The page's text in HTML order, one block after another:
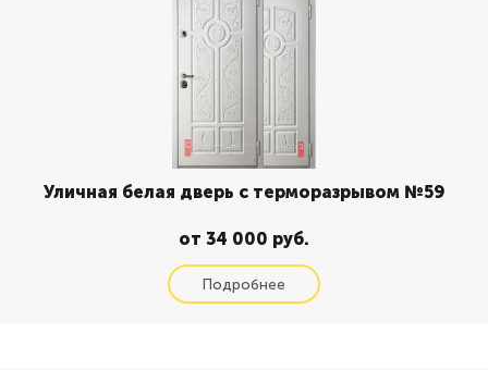
Уличная белая дверь с терморазрывом №59
от 34 000 руб.